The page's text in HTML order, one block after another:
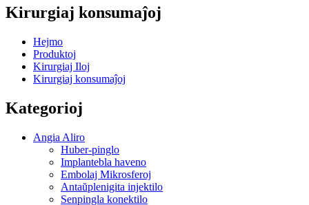
Kirurgiaj konsumaĵoj
Hejmo
Produktoj
Kirurgiaj Iloj
Kirurgiaj konsumaĵoj
Kategorioj
Angia Aliro
Huber-pinglo
Implantebla haveno
Embolaj Mikrosferoj
Antaŭplenigita injektilo
Senpingla konektilo